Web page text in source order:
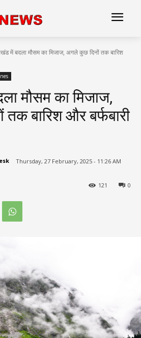
में बदला मौसम का मिजाज, अगले कुछ दिनों तक बारिश
मौसम का मिजाज,
बारिश और बर्फबारी
Thursday, 27 February, 2025 - 11:26 AM
0
121